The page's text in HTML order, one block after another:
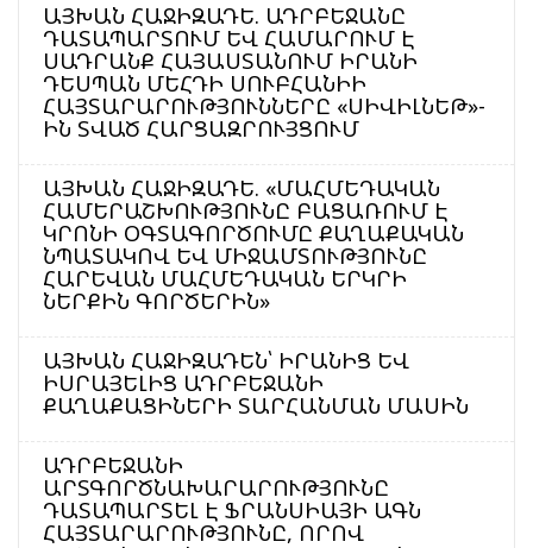
ԱՅԽԱՆ ՀԱՋԻԶԱԴԵ. ԱԴՐԲԵՋԱՆԸ
ԴԱՏԱՊԱՐՏՈՒՄ ԵՎ ՀԱՄԱՐՈՒՄ Է
ՍԱԴՐԱՆՔ ՀԱՅԱՍՏԱՆՈՒՄ ԻՐԱՆԻ
ԴԵՍՊԱՆ ՄԵՀԴԻ ՍՈՒԲՀԱՆԻԻ
ՀԱՅՏԱՐԱՐՈՒԹՅՈՒՆՆԵՐԸ «ՍԻՎԻԼՆԵԹ»-
ԻՆ ՏՎԱԾ ՀԱՐՑԱԶՐՈՒՅՑՈՒՄ
ԱՅԽԱՆ ՀԱՋԻԶԱԴԵ. «ՄԱՀՄԵԴԱԿԱՆ
ՀԱՄԵՐԱՇԽՈՒԹՅՈՒՆԸ ԲԱՑԱՌՈՒՄ Է
ԿՐՈՆԻ ՕԳՏԱԳՈՐԾՈՒՄԸ ՔԱՂԱՔԱԿԱՆ
ՆՊԱՏԱԿՈՎ ԵՎ ՄԻՋԱՄՏՈՒԹՅՈՒՆԸ
ՀԱՐԵՎԱՆ ՄԱՀՄԵԴԱԿԱՆ ԵՐԿՐԻ
ՆԵՐՔԻՆ ԳՈՐԾԵՐԻՆ»
ԱՅԽԱՆ ՀԱՋԻԶԱԴԵՆ՝ ԻՐԱՆԻՑ ԵՎ
ԻՍՐԱՅԵԼԻՑ ԱԴՐԲԵՋԱՆԻ
ՔԱՂԱՔԱՑԻՆԵՐԻ ՏԱՐՀԱՆՄԱՆ ՄԱՍԻՆ
ԱԴՐԲԵՋԱՆԻ
ԱՐՏԳՈՐԾՆԱԽԱՐԱՐՈՒԹՅՈՒՆԸ
ԴԱՏԱՊԱՐՏԵԼ Է ՖՐԱՆՍԻԱՅԻ ԱԳՆ
ՀԱՅՏԱՐԱՐՈՒԹՅՈՒՆԸ, ՈՐՈՎ